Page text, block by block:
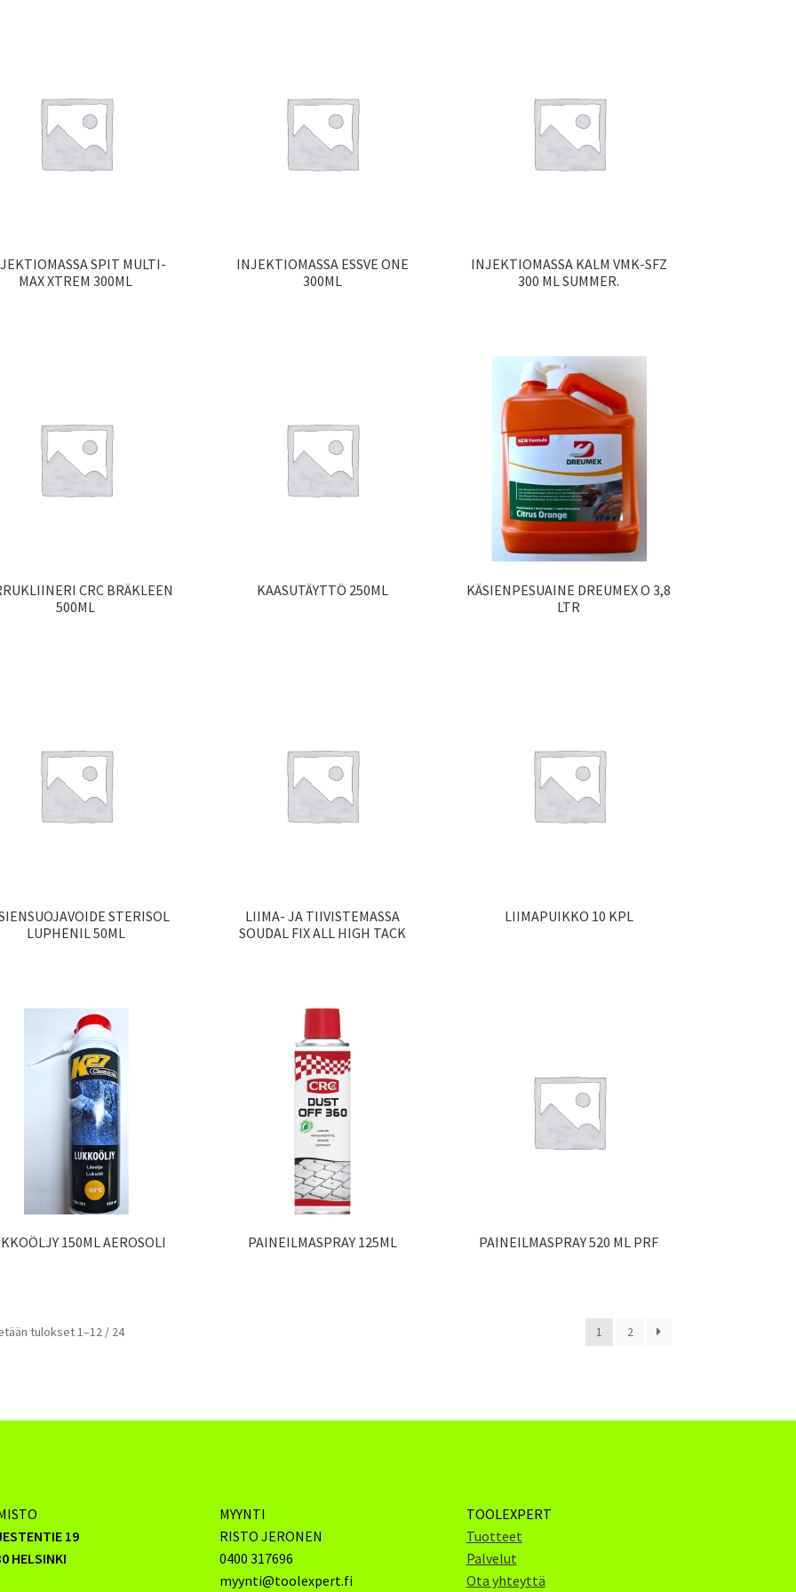
SPIT MULTI-
MAX XTREM 300ML
INJEKTIOMASSA ESSVE ONE
300ML
INJEKTIOMASSA KALM VMK-SFZ
300 ML SUMMER.
CRC BRÄKLEEN
500ML
KAASUTÄYTTÖ 250ML
KÄSIENPESUAINE DREUMEX O 3,8
LTR
STERISOL
LUPHENIL 50ML
LIIMA- JA TIIVISTEMASSA
SOUDAL FIX ALL HIGH TACK
LIIMAPUIKKO 10 KPL
150ML AEROSOLI PAINEILMASPRAY 125ML PAINEILMASPRAY 520 ML PRF
tulokset 1–12 / 24 1 2
19
HELSINKI
MYYNTI
RISTO JERONEN
0400 317696
myynti@toolexpert.fi
TOOLEXPERT
Tuotteet
Palvelut
Ota yhteyttä